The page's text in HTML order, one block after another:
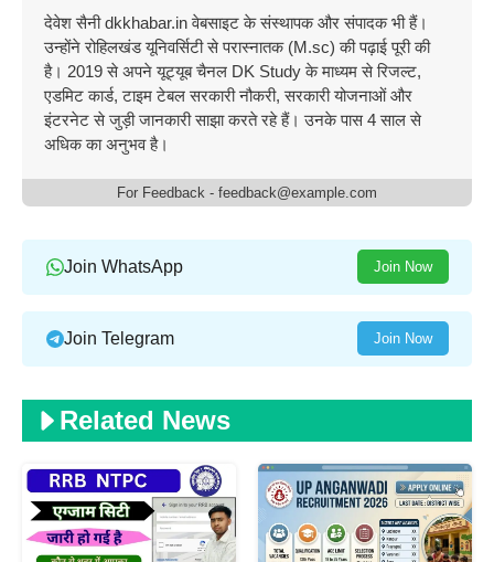
देवेश सैनी dkkhabar.in वेबसाइट के संस्थापक और संपादक भी हैं।
उन्होंने रोहिलखंड यूनिवर्सिटी से परास्नातक (M.sc) की पढ़ाई पूरी की
है। 2019 से अपने यूट्यूब चैनल DK Study के माध्यम से रिजल्ट,
एडमिट कार्ड, टाइम टेबल सरकारी नौकरी, सरकारी योजनाओं और
इंटरनेट से जुड़ी जानकारी साझा करते रहे हैं। उनके पास 4 साल से
अधिक का अनुभव है।
For Feedback - feedback@example.com
Join WhatsApp Join Now
Join Telegram Join Now
Related News